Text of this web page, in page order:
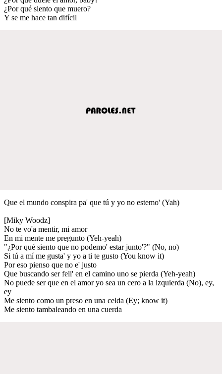
¿Por qué siento que muero?
Y se me hace tan difícil
Que el mundo conspira pa' que tú y yo no estemo' (Yah)
[Miky Woodz]
No te vo'a mentir, mi amor
En mi mente me pregunto (Yeh-yeah)
"¿Por qué siento que no podemo' estar junto'?" (No, no)
Si tú a mí me gusta' y yo a ti te gusto (You know it)
Por eso pienso que no e' justo
Que buscando ser feli' en el camino uno se pierda (Yeh-yeah)
No puede ser que en el amor yo sea un cero a la izquierda (No), ey,
ey
Me siento como un preso en una celda (Ey; know it)
Me siento tambaleando en una cuerda